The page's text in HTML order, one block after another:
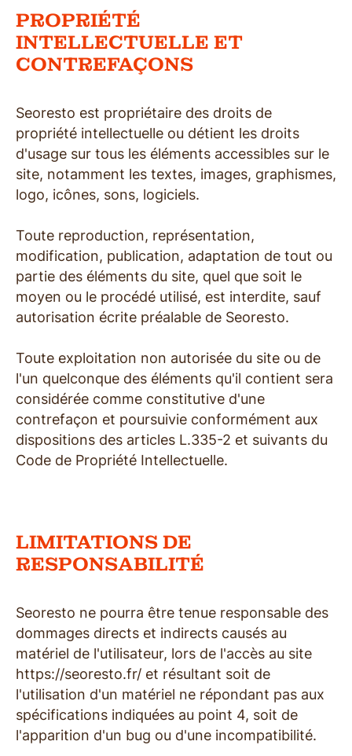
PROPRIÉTÉ
INTELLECTUELLE ET
CONTREFAÇONS
Seoresto est propriétaire des droits de
propriété intellectuelle ou détient les droits
d'usage sur tous les éléments accessibles sur le
site, notamment les textes, images, graphismes,
logo, icônes, sons, logiciels.
Toute reproduction, représentation,
modification, publication, adaptation de tout ou
partie des éléments du site, quel que soit le
moyen ou le procédé utilisé, est interdite, sauf
autorisation écrite préalable de Seoresto.
Toute exploitation non autorisée du site ou de
l'un quelconque des éléments qu'il contient sera
considérée comme constitutive d'une
contrefaçon et poursuivie conformément aux
dispositions des articles L.335-2 et suivants du
Code de Propriété Intellectuelle.
LIMITATIONS DE
RESPONSABILITÉ
Seoresto ne pourra être tenue responsable des
dommages directs et indirects causés au
matériel de l'utilisateur, lors de l'accès au site
https://seoresto.fr/ et résultant soit de
l'utilisation d'un matériel ne répondant pas aux
spécifications indiquées au point 4, soit de
l'apparition d'un bug ou d'une incompatibilité.